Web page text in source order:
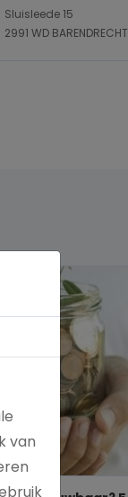
Sluisleede 15
2991 WD BARENDRECHT
van